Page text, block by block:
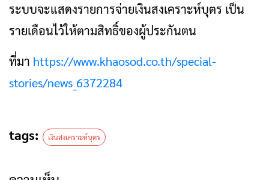
ระบบจะแสดงรายการจ่ายเงินสงเคราะห์บุตร เป็น
รายเดือนไว้ให้ตามสิทธิ์ของผู้ประกันตน
ที่มา https://www.khaosod.co.th/special-
stories/news_6372284
tags: เงินสงเคราะห์บุตร